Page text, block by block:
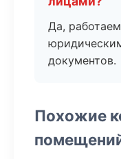
Да,
документов.
Похожие